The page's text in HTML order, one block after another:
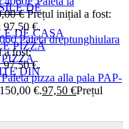
DE CASA
DIN
€ Prețul inițial a fost:
97,50 €.
Paleta dreptunghiulara
a fost:
97,50 €.
Paleta pizza alla pala PAP-
€.97,50 €Prețul